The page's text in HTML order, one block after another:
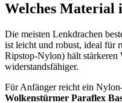
Welches Material
Die meisten Lenkdrachen
ist leicht und robust, ideal für
Ripstop-Nylon) hält stärkeren
widerstandsfähiger.
Für Anfänger reicht ein
Wolkenstürmer Paraflex